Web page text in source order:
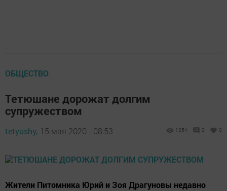
ОБЩЕСТВО
Тетюшане дорожат долгим
супружеством
tetyushy, 15 мая 2020 - 08:53 1354 0 0
Жители Питомника Юрий и Зоя Драгуновы недавно